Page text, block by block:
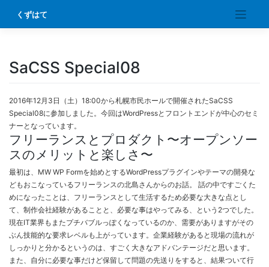
content
くずはて
SaCSS Special08
2016年12月3日（土）18:00から札幌市民ホールで開催されたSaCSS
Special08に参加しました。今回はWordPressとフロントエンドが中心のセミ
ナーとなっています。
フリーランスとプロダクト〜オープンソー
スのメリットと楽しさ〜
最初は、MW WP Formを始めとするWordPressプラグインやテーマの開発な
どもおこなっているフリーランスの北島さんからのお話。 話の中ですごくた
めになったことは、フリーランスとして生活するため必要な大きな点とし
て、制作会社経験があることと、必要な事はやってみる、という2つでした。
現在IT業界もまたプチバブルっぽくなっているのか、需要がありますがその
ぶん技能的な要求レベルも上がっています。企業経験があると現場の流れが
しっかりと分かるというのは、すごく大きなアドバンテージだと思います。
また、自分に必要な事だけど保留して問題の先送りをすると、結果ついて行